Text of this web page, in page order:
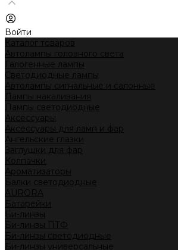
Войти
Каталог товаров
Автолампы головного света
Галогенные лампы
Светодиодные лампы
Автолампы сигнальные и салонные
Лампы накаливания
Лампы светодиодные
Аксессуары
Аксессуары для ламп и фар
Ангельские глазки
Заглушки для фар
Колпачки
Ароматизаторы
Балки светодиодные
AURORA
Батарейки
Би-линзы
Би-линзы ПТФ
Би-линзы светодиодные
Би-линзы универсальные